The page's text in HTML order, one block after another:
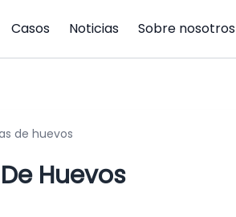
Casos Noticias Sobre nosotros
de huevos
Huevos